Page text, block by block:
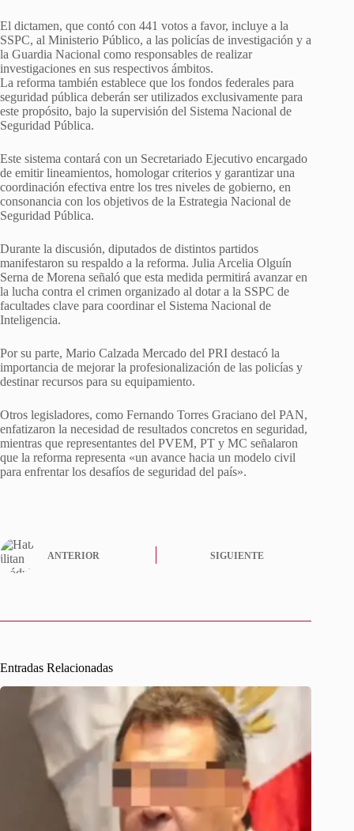
El dictamen, que contó con 441 votos a favor, incluye a la
SSPC, al Ministerio Público, a las policías de investigación y a
la Guardia Nacional como responsables de realizar
investigaciones en sus respectivos ámbitos.
La reforma también establece que los fondos federales para
seguridad pública deberán ser utilizados exclusivamente para
este propósito, bajo la supervisión del Sistema Nacional de
Seguridad Pública.
Este sistema contará con un Secretariado Ejecutivo encargado
de emitir lineamientos, homologar criterios y garantizar una
coordinación efectiva entre los tres niveles de gobierno, en
consonancia con los objetivos de la Estrategia Nacional de
Seguridad Pública.
Durante la discusión, diputados de distintos partidos
manifestaron su respaldo a la reforma. Julia Arcelia Olguín
Serna de Morena señaló que esta medida permitirá avanzar en
la lucha contra el crimen organizado al dotar a la SSPC de
facultades clave para coordinar el Sistema Nacional de
Inteligencia.
Por su parte, Mario Calzada Mercado del PRI destacó la
importancia de mejorar la profesionalización de las policías y
destinar recursos para su equipamiento.
Otros legisladores, como Fernando Torres Graciano del PAN,
enfatizaron la necesidad de resultados concretos en seguridad,
mientras que representantes del PVEM, PT y MC señalaron
que la reforma representa «un avance hacia un modelo civil
para enfrentar los desafíos de seguridad del país».
ANTERIOR SIGUIENTE
Entradas Relacionadas